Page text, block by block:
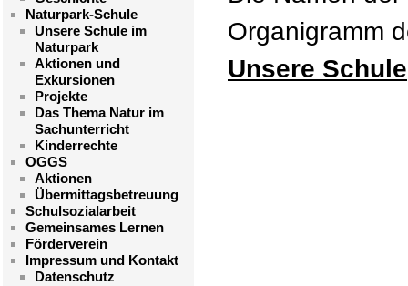
Organigramm
Unsere Schule
Naturpark-Schule
Unsere Schule im
Naturpark
Aktionen und
Exkursionen
Projekte
Das Thema Natur im
Sachunterricht
Kinderrechte
OGGS
Aktionen
Übermittagsbetreuung
Schulsozialarbeit
Gemeinsames Lernen
Förderverein
Impressum und Kontakt
Datenschutz